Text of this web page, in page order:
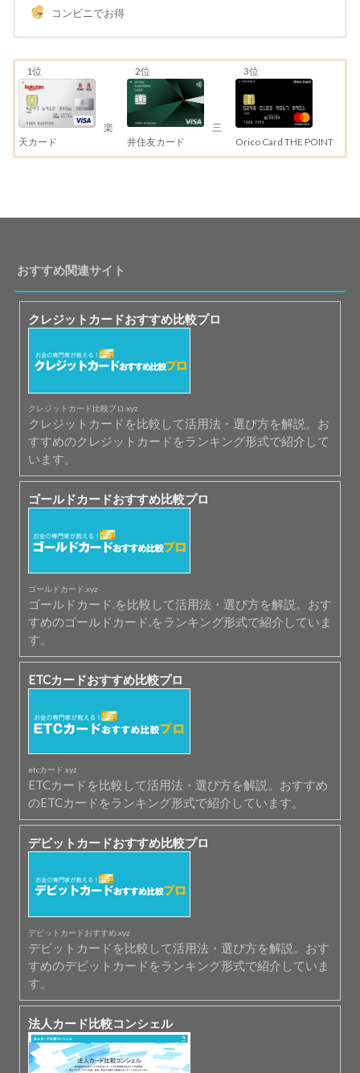
コンビニでお得
1位
楽
天カード
2位
三
井住友カード
3位
Orico Card THE POINT
おすすめ関連サイト
クレジットカードおすすめ比較プロ
クレジットカード比較プロ.xyz
クレジットカードを比較して活用法・選び方を解説。お
すすめのクレジットカードをランキング形式で紹介して
います。
ゴールドカードおすすめ比較プロ
ゴールドカード.xyz
ゴールドカード.を比較して活用法・選び方を解説。おす
すめのゴールドカード.をランキング形式で紹介していま
す。
ETCカードおすすめ比較プロ
etcカード.xyz
ETCカードを比較して活用法・選び方を解説。おすすめ
のETCカードをランキング形式で紹介しています。
デビットカードおすすめ比較プロ
デビットカードおすすめ.xyz
デビットカードを比較して活用法・選び方を解説。おす
すめのデビットカードをランキング形式で紹介していま
す。
法人カード比較コンシェル